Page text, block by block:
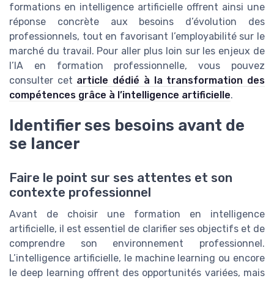
formations en intelligence artificielle offrent ainsi une
réponse concrète aux besoins d’évolution des
professionnels, tout en favorisant l’employabilité sur le
marché du travail. Pour aller plus loin sur les enjeux de
l’IA en formation professionnelle, vous pouvez
consulter cet article dédié à la transformation des
compétences grâce à l’intelligence artificielle.
Identifier ses besoins avant de
se lancer
Faire le point sur ses attentes et son
contexte professionnel
Avant de choisir une formation en intelligence
artificielle, il est essentiel de clarifier ses objectifs et de
comprendre son environnement professionnel.
L’intelligence artificielle, le machine learning ou encore
le deep learning offrent des opportunités variées, mais